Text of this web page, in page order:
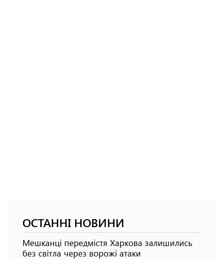
ОСТАННІ НОВИНИ
Мешканці передмістя Харкова залишились
без світла через ворожі атаки